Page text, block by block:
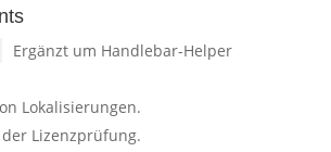
Ergänzt um Handlebar-Helper
Lokalisierungen.
Lizenzprüfung.